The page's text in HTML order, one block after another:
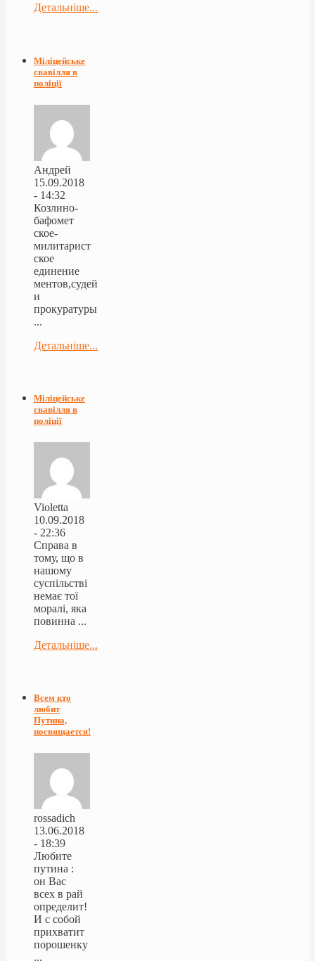
Детальніше...
Міліцейське
свавілля в
поліції
Андрей
15.09.2018
- 14:32
Козлино-
бафомет
ское-
милитарист
ское
единение
ментов,судей
и
прокуратуры
...
Детальніше...
Міліцейське
свавілля в
поліції
Violetta
10.09.2018
- 22:36
Справа в
тому, що в
нашому
суспільстві
немає тої
моралі, яка
повинна ...
Детальніше...
Всем кто
любит
Путина,
посвящается!
rossadich
13.06.2018
- 18:39
Любите
путина :
он Вас
всех в рай
определит!
И с собой
прихватит
порошенку
...